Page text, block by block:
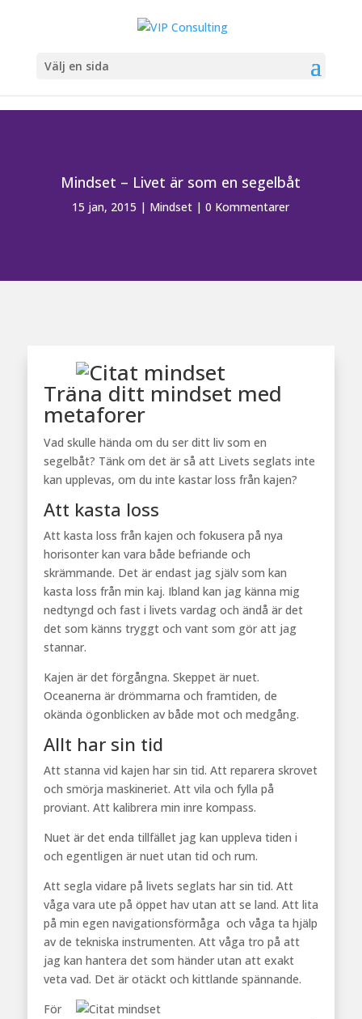
Välj en sida
Mindset – Livet är som en segelbåt
15 jan, 2015 | Mindset |0 Kommentarer
Träna ditt mindset med
metaforer
Vad skulle hända om du ser ditt liv som en
segelbåt? Tänk om det är så att Livets seglats inte
kan upplevas, om du inte kastar loss från kajen?
Att kasta loss
Att kasta loss från kajen och fokusera på nya
horisonter kan vara både befriande och
skrämmande. Det är endast jag själv som kan
kasta loss från min kaj. Ibland kan jag känna mig
nedtyngd och fast i livets vardag och ändå är det
det som känns tryggt och vant som gör att jag
stannar.
Kajen är det förgångna. Skeppet är nuet.
Oceanerna är drömmarna och framtiden, de
okända ögonblicken av både mot och medgång.
Allt har sin tid
Att stanna vid kajen har sin tid. Att reparera skrovet
och smörja maskineriet. Att vila och fylla på
proviant. Att kalibrera min inre kompass.
Nuet är det enda tillfället jag kan uppleva tiden i
och egentligen är nuet utan tid och rum.
Att segla vidare på livets seglats har sin tid. Att
våga vara ute på öppet hav utan att se land. Att lita
på min egen navigationsförmåga och våga ta hjälp
av de tekniska instrumenten. Att våga tro på att
jag kan hantera det som händer utan att exakt
veta vad. Det är otäckt och kittlande spännande.
För